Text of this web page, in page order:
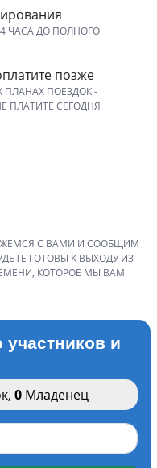
ЧАСА ДО ПОЛНОГО
позже
ПЛАНАХ ПОЕЗДОК -
ПЛАТИТЕ СЕГОДНЯ
С ВАМИ И СООБЩИМ
ГОТОВЫ К ВЫХОДУ ИЗ
КОТОРОЕ МЫ ВАМ
и
, 0Младенец